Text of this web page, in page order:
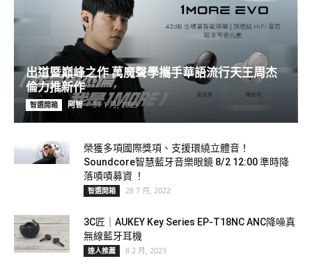
出道暨巔峰之作 萬魔聲學攜手華語流行天王周杰
倫力推新作
智選開箱 阿智 - 31 1 月, 2023
榮獲多項國際獎項、支援環繞立體音！
Soundcore智慧藍牙音樂眼鏡 8/2 12:00 準時降
落嘖嘖募資 ！
智選開箱 28 7 月, 2022
3C匠｜AUKEY Key Series EP-T18NC ANC降噪真
無線藍牙耳機
達人推薦 8 2 月, 2023